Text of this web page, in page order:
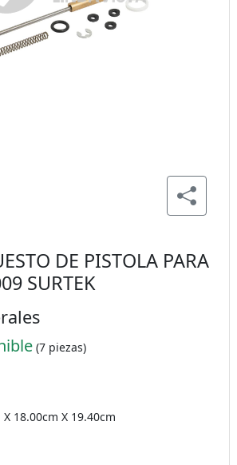
DE PISTOLA PARA
SURTEK
(7 piezas)
18.00cm X 19.40cm